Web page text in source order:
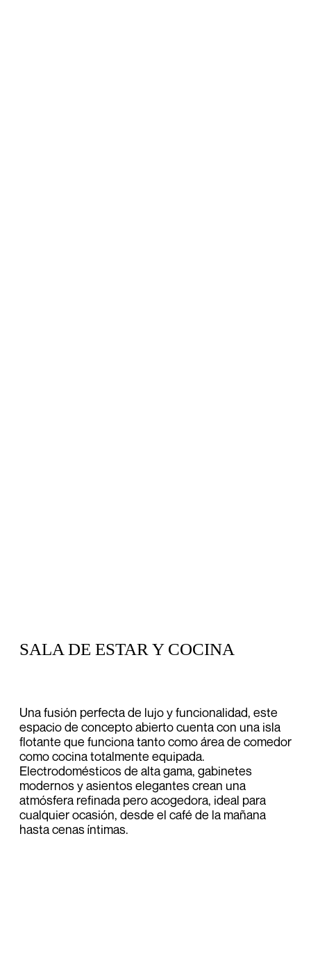
SALA DE ESTAR Y COCINA
Una fusión perfecta de lujo y funcionalidad, este
espacio de concepto abierto cuenta con una isla
flotante que funciona tanto como área de comedor
como cocina totalmente equipada.
Electrodomésticos de alta gama, gabinetes
modernos y asientos elegantes crean una
atmósfera refinada pero acogedora, ideal para
cualquier ocasión, desde el café de la mañana
hasta cenas íntimas.